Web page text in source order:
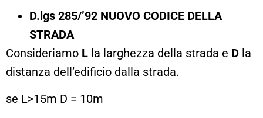
D.lgs 285/’92 NUOVO CODICE DELLA
STRADA
Consideriamo L la larghezza della strada e D la
distanza dell’edificio dalla strada.
se L>15m D = 10m